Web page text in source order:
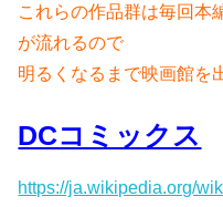
これらの作品群は毎回本
が流れるので
明るくなるまで映画館を
DCコミックス
https://ja.wikipedia.org/